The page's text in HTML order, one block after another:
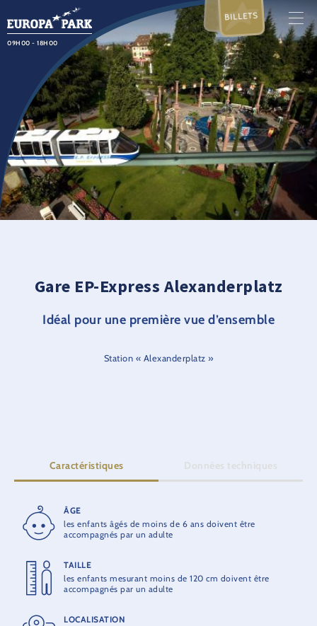
09H00 - 18H00
BILLETS
Gare EP-Express Alexanderplatz
Idéal pour une première vue d’ensemble
Station « Alexanderplatz »
Caractéristiques Données techniques
ÂGE
les enfants âgés de moins de 6 ans doivent être
accompagnés par un adulte
TAILLE
les enfants mesurant moins de 120 cm doivent être
accompagnés par un adulte
LOCALISATION
DURÉE DU PARCOURS
13 min.
HAUTEUR
6 m
OUVERTURE